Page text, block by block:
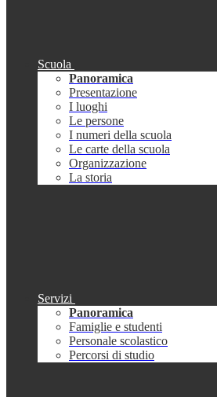
Scuola
Panoramica
Presentazione
I luoghi
Le persone
I numeri della scuola
Le carte della scuola
Organizzazione
La storia
Servizi
Panoramica
Famiglie e studenti
Personale scolastico
Percorsi di studio